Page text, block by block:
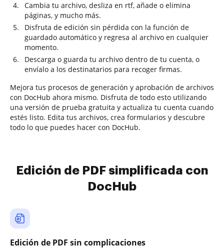
Cambia tu archivo, desliza en rtf, añade o elimina
páginas, y mucho más.
Disfruta de edición sin pérdida con la función de
guardado automático y regresa al archivo en cualquier
momento.
Descarga o guarda tu archivo dentro de tu cuenta, o
envíalo a los destinatarios para recoger firmas.
Mejora tus procesos de generación y aprobación de archivos
con DocHub ahora mismo. Disfruta de todo esto utilizando
una versión de prueba gratuita y actualiza tu cuenta cuando
estés listo. Edita tus archivos, crea formularios y descubre
todo lo que puedes hacer con DocHub.
Edición de PDF simplificada con
DocHub
Edición de PDF sin complicaciones